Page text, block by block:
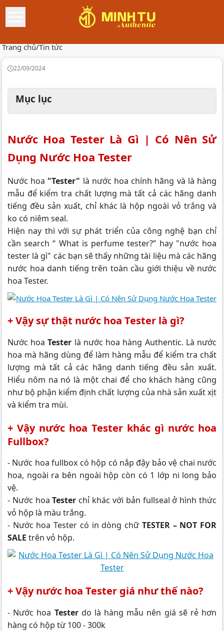
Trang chủ/Tin tức
22/09/2024
Mục lục
Nước Hoa Tester Là Gì | Có Nên Sử
Dụng Nước Hoa Tester
Nước hoa "Tester" là nước hoa chính hãng và là hàng
mẫu để kiểm tra chất lượng mà tất cả các hãng danh
tiếng đều sản xuất, chỉ khác là hộp ngoài vỏ trắng và
ko có niêm seal.
Hiện nay thì với sự phát triển của công nghệ bạn chỉ
cần search “ What is perfume tester?” hay "nước hoa
tester là gì" các bạn sẽ thấy những tài liệu mà các hãng
nước hoa danh tiếng trên toàn cầu giới thiệu về nước
hoa Tester.
+ Vậy sự thật nước hoa Tester là gì?
Nước hoaTester là nước hoa hàng Authentic. Là nước
hoa mà hãng dùng để làm hàng mẫu để kiểm tra chất
lượng mà tất cả các hãng danh tiếng đều sản xuất.
Hiểu nôm na nó là một chai để cho khách hàng cũng
như bộ phận kiểm định chất lượng của nhà sản xuất xịt
và kiểm tra mùi.
+ Vậy nước hoa Tester khác gì nước hoa
Fullbox?
- Nước hoa fullbox có hộp có nắp đậy bảo vệ chai nước
hoa, ngoài ra bên ngoài hộp còn có 1 lớp ni long bảo
vệ.
- Nước hoaTester chỉ khác với bản fullseal ở hình thức
vỏ hộp là màu trắng.
- Nước hoa Tester có in dòng chữ TESTER – NOT FOR
SALE trên vỏ hộp.
+ Vậy nước hoa Tester giá như thế nào?
- Nước hoa Testerdo là hàng mẫu nên giá sẽ rẻ hơn
hàng có hộp từ 100 - 300k